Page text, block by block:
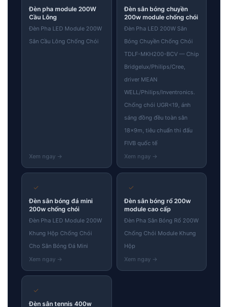
Đèn pha module 200W
Cầu Lông
Đèn Pha LED Module 200W
Sân Cầu Lông Chống Chói
Đèn sân bóng chuyền
200w module chống chói
Đèn Pha LED 200W Sân
Bóng Chuyền Chống Chói
TDLF-MKH200-BCV — Chip
Bridgelux/Philips/Cree,
driver MEAN
WELL/Philips/Inventronics.
Chống chói UGR<19, ánh
sáng đồng đều toàn sân
18×9m, tiêu chuẩn thi đấu
FIVB quốc tế
✓
Đèn sân bóng đá mini
200w chống chói
Đèn Pha LED Module 200W
Khung Hộp Chống Chói
Cho Sân Bóng Đá Mini
✓
Đèn sân bóng rổ 200w
module cao cấp
Đèn Pha Sân Bóng Rổ 200W
Chống Chói Module Khung
Hộp
✓
Đèn sân tennis 400w